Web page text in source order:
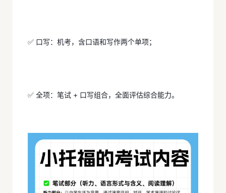
✅ 口写：机考，含口语和写作两个单项；
✅ 全项：笔试 + 口写组合，全面评估综合能力。